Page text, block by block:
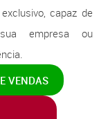
capaz de
empresa ou
VENDAS